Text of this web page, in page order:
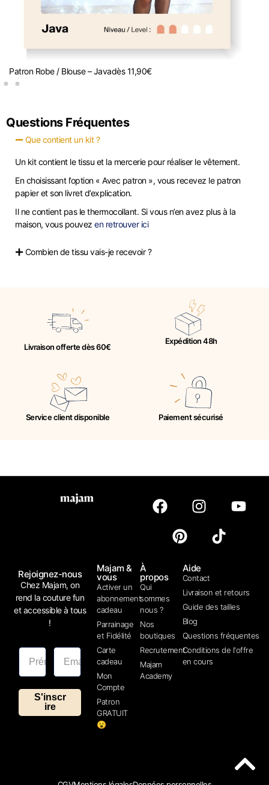
Patron Robe / Blouse – Javadès11,90€
Questions Fréquentes
Que contient un kit ?
Un kit contient le tissu et la mercerie pour réaliser le vêtement.
En choisissant l’option « Avec patron », vous recevez le patron
papier et son livret d’explication.
Il ne contient pas le thermocollant. Si vous n’en avez plus à la
maison, vous pouvez en retrouver ici
Combien de tissu vais-je recevoir ?
Livraison offerte dès 60€
Expédition 48h
Service client disponible Paiement sécurisé
Aide
Contact
Livraison et retours
Guide des tailles
Blog
Questions fréquentes
Conditions de l'offre
en cours
À
propos
Qui
sommes
nous ?
Nos
boutiques
Recrutement
Majam
Academy
Majam &
vous
Activer un
abonnement
cadeau
Parrainage
et Fidélité
Carte
cadeau
Mon
Compte
Patron
GRATUIT
😮
Rejoignez-nous
Chez Majam, on
rend la couture fun
et accessible à tous
!
S'inscr
ire